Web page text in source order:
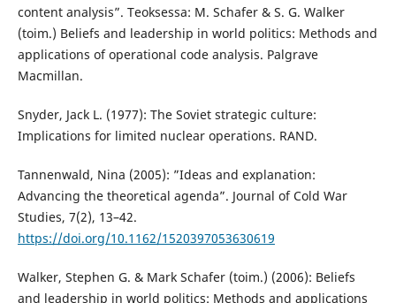
content analysis”. Teoksessa: M. Schafer & S. G. Walker
(toim.) Beliefs and leadership in world politics: Methods and
applications of operational code analysis. Palgrave
Macmillan.
Snyder, Jack L. (1977): The Soviet strategic culture:
Implications for limited nuclear operations. RAND.
Tannenwald, Nina (2005): ”Ideas and explanation:
Advancing the theoretical agenda”. Journal of Cold War
Studies, 7(2), 13–42.
https://doi.org/10.1162/1520397053630619
Walker, Stephen G. & Mark Schafer (toim.) (2006): Beliefs
and leadership in world politics: Methods and applications